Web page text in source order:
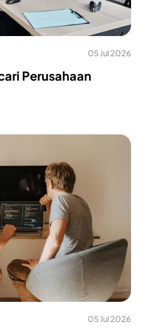
05 Jul 2026
Perusahaan
05 Jul 2026